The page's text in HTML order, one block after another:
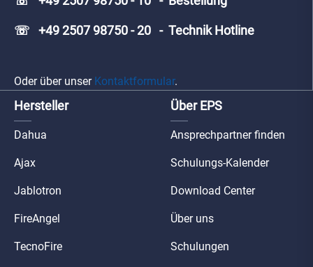
☏ +49 2507 98750 - 20 - Technik Hotline
Oder über unser Kontaktformular.
Hersteller
Dahua
Ajax
Jablotron
FireAngel
TecnoFire
Über EPS
Ansprechpartner finden
Schulungs-Kalender
Download Center
Über uns
Schulungen